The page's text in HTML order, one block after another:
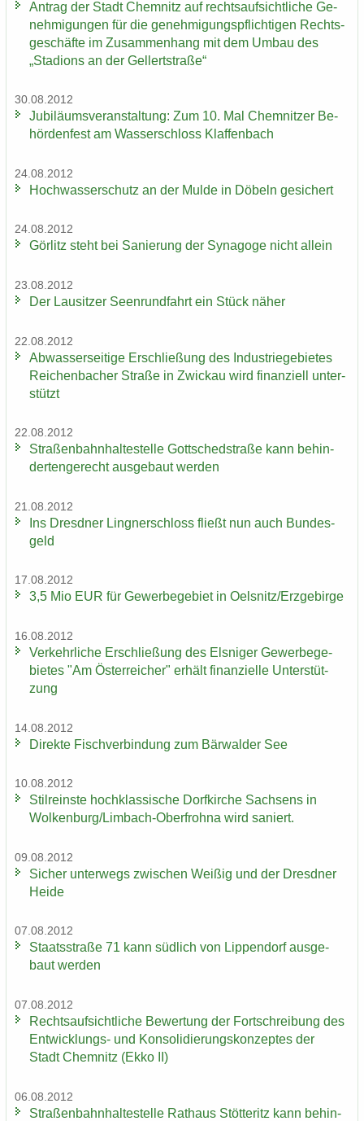
An­trag der Stadt Chem­nitz auf rechts­auf­sicht­li­che Ge­
neh­mi­gun­gen für die ge­neh­mi­gungs­pflich­ti­gen Rechts­
ge­schäf­te im Zu­sam­men­hang mit dem Umbau des
„Sta­di­ons an der Gel­lert­stra­ße“
30.08.2012
Ju­bi­lä­ums­ver­an­stal­tung: Zum 10. Mal Chem­nit­zer Be­
hör­den­fest am Was­ser­schloss Klaf­fen­bach
24.08.2012
Hoch­was­ser­schutz an der Mulde in Dö­beln ge­si­chert
24.08.2012
Gör­litz steht bei Sa­nie­rung der Syn­ago­ge nicht al­lein
23.08.2012
Der Lau­sit­zer Seen­rund­fahrt ein Stück näher
22.08.2012
Ab­was­ser­sei­ti­ge Er­schlie­ßung des In­dus­trie­ge­bie­tes
Rei­chen­ba­cher Stra­ße in Zwi­ckau wird fi­nan­zi­ell un­ter­
stützt
22.08.2012
Stra­ßen­bahn­hal­te­stel­le Gott­sched­stra­ße kann be­hin­
der­ten­ge­recht aus­ge­baut wer­den
21.08.2012
Ins Dresd­ner Ling­ner­schloss fließt nun auch Bun­des­
geld
17.08.2012
3,5 Mio EUR für Ge­wer­be­ge­biet in Oels­nitz/Erz­ge­bir­ge
16.08.2012
Ver­kehr­li­che Er­schlie­ßung des Els­ni­ger Ge­wer­be­ge­
bie­tes "Am Ös­ter­rei­cher" er­hält fi­nan­zi­el­le Un­ter­stüt­
zung
14.08.2012
Di­rek­te Fisch­ver­bin­dung zum Bär­wal­der See
10.08.2012
Stil­reins­te hoch­klas­si­sche Dorf­kir­che Sach­sens in
Wol­ken­burg/Limbach-​Oberfrohna wird sa­niert.
09.08.2012
Si­cher un­ter­wegs zwi­schen Wei­ßig und der Dresd­ner
Heide
07.08.2012
Staats­stra­ße 71 kann süd­lich von Lip­pen­dorf aus­ge­
baut wer­den
07.08.2012
Rechts­auf­sicht­li­che Be­wer­tung der Fort­schrei­bung des
Entwicklungs-​ und Kon­so­li­die­rungs­kon­zep­tes der
Stadt Chem­nitz (Ekko II)
06.08.2012
Stra­ßen­bahn­hal­te­stel­le Rat­haus Stöt­teritz kann be­hin­